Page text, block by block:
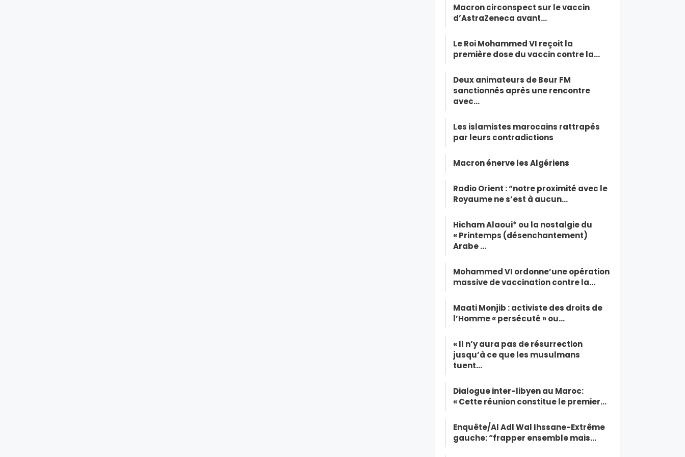
Macron circonspect sur le vaccin
d’AstraZeneca avant…
Le Roi Mohammed VI reçoit la
première dose du vaccin contre la…
Deux animateurs de Beur FM
sanctionnés après une rencontre
avec…
Les islamistes marocains rattrapés
par leurs contradictions
Macron énerve les Algériens
Radio Orient : “notre proximité avec le
Royaume ne s’est à aucun…
Hicham Alaoui* ou la nostalgie du
« Printemps (désenchantement)
Arabe …
Mohammed VI ordonne’une opération
massive de vaccination contre la…
Maati Monjib : activiste des droits de
l’Homme « persécuté » ou…
« Il n’y aura pas de résurrection
jusqu’à ce que les musulmans
tuent…
Dialogue inter-libyen au Maroc:
« Cette réunion constitue le premier…
Enquête/Al Adl Wal Ihssane-Extrême
gauche: “frapper ensemble mais…